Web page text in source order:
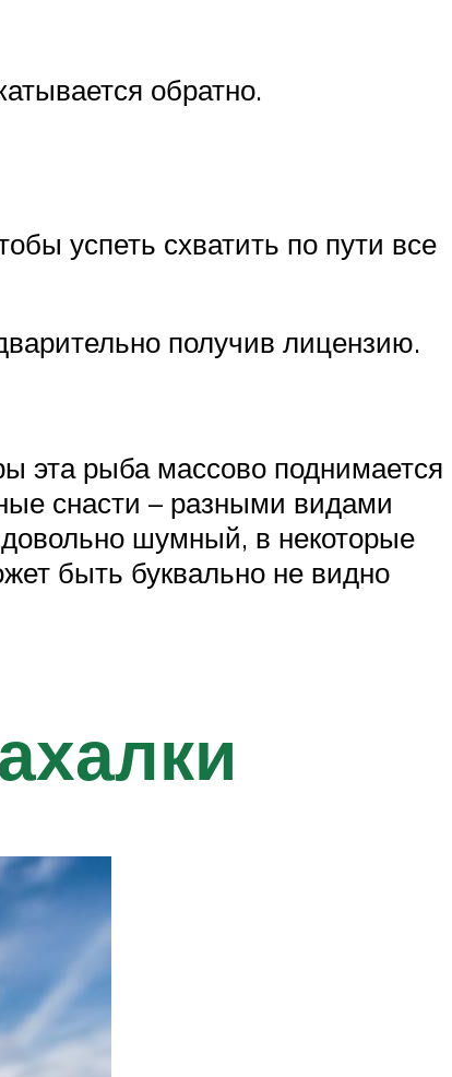
обратно.
успеть схватить по пути все
получив лицензию.
эта рыба массово поднимается
снасти – разными видами
шумный, в некоторые
быть буквально не видно